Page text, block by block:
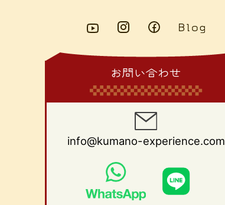
お問い合わせ
info@kumano-experience.com